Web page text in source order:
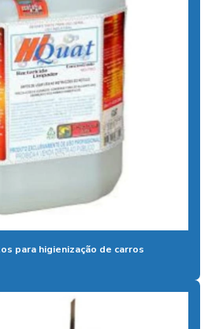
carros
para higienização de carros